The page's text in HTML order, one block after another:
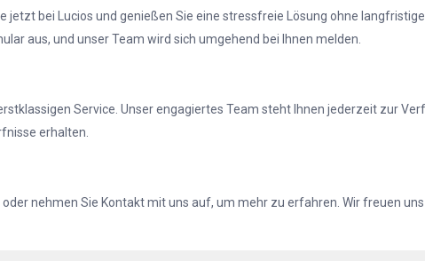
bei Lucios und genießen Sie eine stressfreie Lösung ohne
aus, und unser Team wird sich umgehend bei Ihnen melden.
Service. Unser engagiertes Team steht Ihnen jederzeit zur
erhalten.
nehmen Sie Kontakt mit uns auf, um mehr zu erfahren. Wir freuen